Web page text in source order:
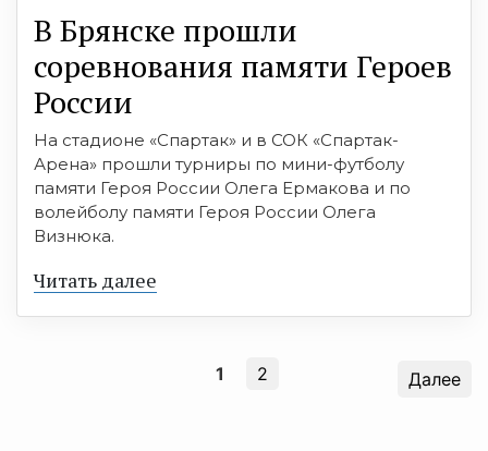
В Брянске прошли
соревнования памяти Героев
России
На стадионе «Спартак» и в СОК «Спартак-
Арена» прошли турниры по мини-футболу
памяти Героя России Олега Ермакова и по
волейболу памяти Героя России Олега
Визнюка.
Читать далее
1 2 Далее